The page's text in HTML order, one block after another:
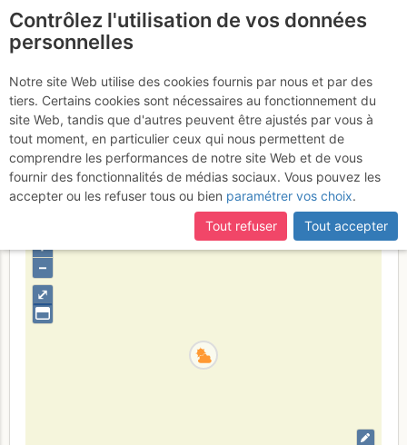
Col du Replat :
Traversée NW >> SE
Samedi 15
avril 2017
Isère
⤢
+
–
Contrôlez l'utilisation de vos données
personnelles
Notre site Web utilise des cookies fournis par nous et par des
tiers. Certains cookies sont nécessaires au fonctionnement du
site Web, tandis que d'autres peuvent être ajustés par vous à
tout moment, en particulier ceux qui nous permettent de
comprendre les performances de notre site Web et de vous
fournir des fonctionnalités de médias sociaux. Vous pouvez les
accepter ou les refuser tous ou bien paramétrer vos choix.
Tout refuser
Tout accepter